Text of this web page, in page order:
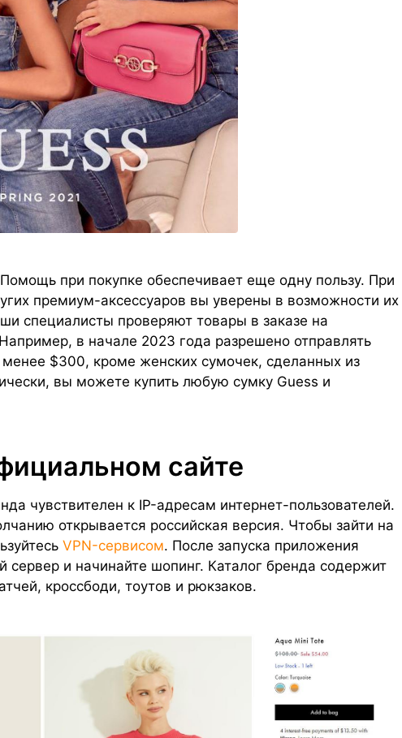
при покупке обеспечивает еще одну пользу. При
премиум-аксессуаров вы уверены в возможности их
специалисты проверяют товары в заказе на
в начале 2023 года разрешено отправлять
$300, кроме женских сумочек, сделанных из
вы можете купить любую сумку Guess и
сайте
чувствителен к IP-адресам интернет-пользователей.
открывается российская версия. Чтобы зайти на
VPN-сервисом. После запуска приложения
сервер и начинайте шопинг. Каталог бренда содержит
кроссбоди, тоутов и рюкзаков.